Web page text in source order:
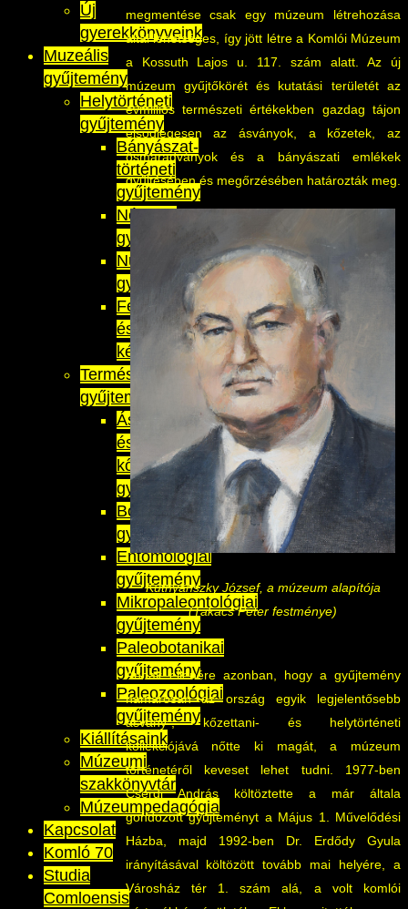
Új
gyerekkönyveink
Muzeális
gyűjtemény
Helytörténeti
gyűjtemény
Bányászat-
történeti
gyűjtemény
Néprajzi
gyűjtemény
Numizmatikai
gyűjtemény
Fénykép-
és
képeslapgyűjtemény
Természettudományi
gyűjtemény
Ásvány-
és
kőzettani
gyűjtemény
Botanikai
gyűjtemény
Entomológiai
gyűjtemény
Mikropaleontológiai
gyűjtemény
Paleobotanikai
gyűjtemény
Paleozoológiai
gyűjtemény
Kiállításaink
Múzeumi
szakkönyvtár
Múzeumpedagógia
Kapcsolat
Komló 70
Studia
Comloensis
megmentése csak egy múzeum létrehozása
által lehetséges, így jött létre a Komlói Múzeum
a Kossuth Lajos u. 117. szám alatt. Az új
múzeum gyűjtőkörét és kutatási területét az
évmilliós természeti értékekben gazdag tájon
elsődlegesen az ásványok, a kőzetek, az
ősmaradványok és a bányászati emlékek
gyűjtésében és megőrzésében határozták meg.
Kutnyánszky József, a múzeum alapítója
(Takács Péter festménye)
Annak ellenére azonban, hogy a gyűjtemény
hamarosan az ország egyik legjelentősebb
ásvány-, kőzettani- és helytörténeti
kollekciójává nőtte ki magát, a múzeum
történetéről keveset lehet tudni. 1977-ben
Cserdi András költöztette a már általa
gondozott gyűjteményt a Május 1. Művelődési
Házba, majd 1992-ben Dr. Erdődy Gyula
irányításával költözött tovább mai helyére, a
Városház tér 1. szám alá, a volt komlói